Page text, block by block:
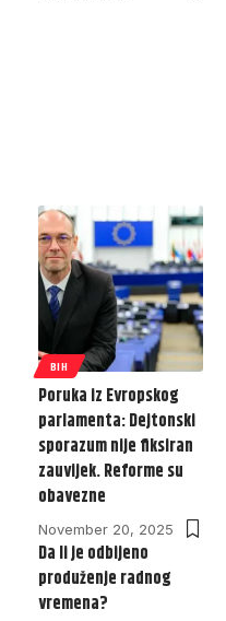
BIH
Poruka iz Evropskog
parlamenta: Dejtonski
sporazum nije fiksiran
zauvijek. Reforme su
obavezne
November 20, 2025
Da li je odbijeno
produženje radnog
vremena?